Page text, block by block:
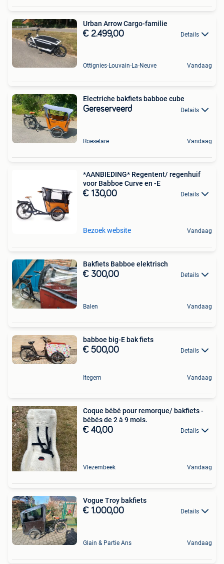
Urban Arrow Cargo-familie
€ 2.499,00 Details
Ottignies-Louvain-La-Neuve Vandaag
Electriche bakfiets babboe cube
Gereserveerd Details
Roeselare Vandaag
*AANBIEDING* Regentent/ regenhuif
voor Babboe Curve en -E
€ 130,00 Details
Bezoek website Vandaag
Bakfiets Babboe elektrisch
€ 300,00 Details
Balen Vandaag
babboe big-E bak fiets
€ 500,00 Details
Itegem Vandaag
Coque bébé pour remorque/ bakfiets -
bébés de 2 à 9 mois.
€ 40,00 Details
Vlezembeek Vandaag
Vogue Troy bakfiets
€ 1.000,00 Details
Glain & Partie Ans Vandaag